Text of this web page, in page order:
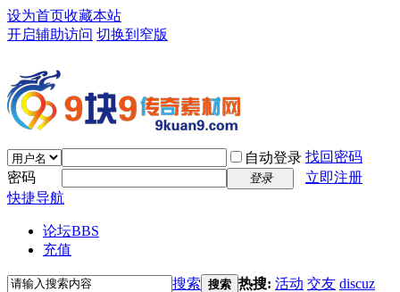
设为首页收藏本站
开启辅助访问 切换到窄版
自动登录 找回密码
密码
登录
立即注册
快捷导航
论坛BBS
充值
搜索 搜索 热搜: 活动 交友 discuz